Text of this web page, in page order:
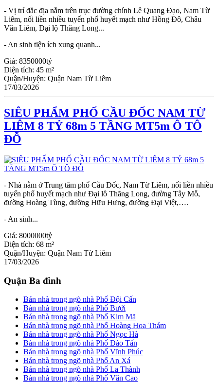
- Vị trí đắc địa nằm trên trục đường chính Lê Quang Đạo, Nam Từ
Liêm, nối liền nhiều tuyến phố huyết mạch như Hồng Đô, Châu
Văn Liêm, Đại lộ Thăng Long...
- An sinh tiện ích xung quanh...
Giá: 8350000tỷ
Diện tích: 45 m²
Quận/Huyện: Quận Nam Từ Liêm
17/03/2026
SIÊU PHẨM PHỐ CẦU ĐỐC NAM TỪ
LIÊM 8 TỶ 68m 5 TẦNG MT5m Ô TÔ
ĐỖ
- Nhà nằm ở Trung tâm phố Cầu Đốc, Nam Từ Liêm, nối liền nhiều
tuyến phố huyết mạch như Đại lô Thăng Long, đường Tây Mỗ,
đường Hoàng Tùng, đường Hữu Hưng, đường Đại Việt,….
- An sinh...
Giá: 8000000tỷ
Diện tích: 68 m²
Quận/Huyện: Quận Nam Từ Liêm
17/03/2026
Quận Ba đình
Bán nhà trong ngõ nhà Phố Đội Cấn
Bán nhà trong ngõ nhà Phố Bưởi
Bán nhà trong ngõ nhà Phố Kim Mã
Bán nhà trong ngõ nhà Phố Hoàng Hoa Thám
Bán nhà trong ngõ nhà Phố Ngọc Hà
Bán nhà trong ngõ nhà Phố Đào Tấn
Bán nhà trong ngõ nhà Phố Vĩnh Phúc
Bán nhà trong ngõ nhà Phố An Xá
Bán nhà trong ngõ nhà Phố La Thành
Bán nhà trong ngõ nhà Phố Văn Cao